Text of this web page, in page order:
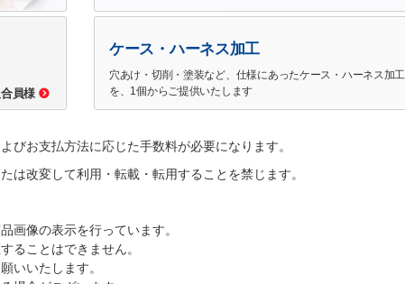
員様
ケース・ハーネス加工
穴あけ・切削・塗装など、仕様にあったケース・ハーネス加工
を、1個からご提供いたします
お支払方法に応じた手数料が必要になります。
改変して利用・転載・転用することを禁じます。
画像の表示を行っています。
ることはできません。
いいたします。